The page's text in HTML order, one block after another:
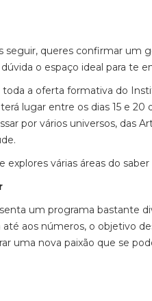
seguir, queres confirmar um
o espaço ideal para te
toda a oferta formativa do
lugar entre os dias 15 e
por vários universos, das
várias áreas do
um programa bastante
até aos números, o objetivo
uma nova paixão que se